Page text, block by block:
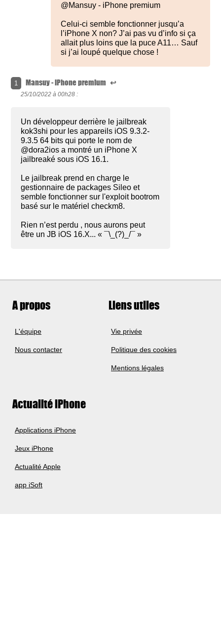
@Mansuy - iPhone premium
Celui-ci semble fonctionner jusqu’a
l’iPhone X non? J’ai pas vu d’info si ça
allait plus loins que la puce A11… Sauf
si j’ai loupé quelque chose !
1 Mansuy - iPhone premium ↩
25/10/2022 à 00h28 :
Un développeur derrière le jailbreak
kok3shi pour les appareils iOS 9.3.2-
9.3.5 64 bits qui porte le nom de
@dora2ios a montré un iPhone X
jailbreaké sous iOS 16.1.
Le jailbreak prend en charge le
gestionnaire de packages Sileo et
semble fonctionner sur l'exploit bootrom
basé sur le matériel checkm8.
Rien n’est perdu , nous aurons peut
être un JB iOS 16.X... « ¯\_(?)_/¯ »
A propos
L'équipe
Nous contacter
Liens utiles
Vie privée
Politique des cookies
Mentions légales
Actualité iPhone
Applications iPhone
Jeux iPhone
Actualité Apple
app iSoft